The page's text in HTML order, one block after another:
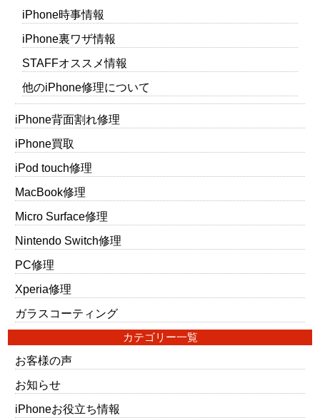
iPhone時事情報
iPhone裏ワザ情報
STAFFオススメ情報
他のiPhone修理について
iPhone背面割れ修理
iPhone買取
iPod touch修理
MacBook修理
Micro Surface修理
Nintendo Switch修理
PC修理
Xperia修理
ガラスコーティング
カテゴリー一覧
お客様の声
お知らせ
iPhoneお役立ち情報